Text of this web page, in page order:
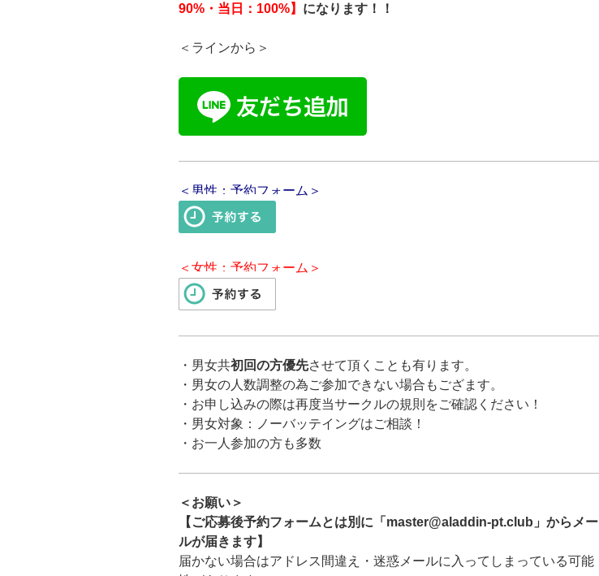
90%・当日：100%】 になります！！
＜ラインから＞
＜男性：予約フォーム＞
＜女性：予約フォーム＞
・男女共初回の方優先させて頂くことも有ります。
・男女の人数調整の為ご参加できない場合もござます。
・お申し込みの際は再度当サークルの規則をご確認ください！
・男女対象：ノーバッテイングはご相談！
・お一人参加の方も多数
＜お願い＞
【ご応募後予約フォームとは別に「master@aladdin-pt.club」からメー
ルが届きます】
届かない場合はアドレス間違え・迷惑メールに入ってしまっている可能